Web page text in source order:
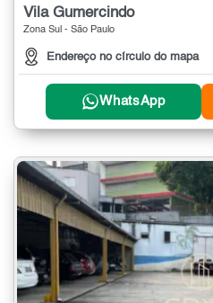
Vila Gumercindo
Zona Sul - São Paulo
Endereço no círculo do mapa
WhatsApp